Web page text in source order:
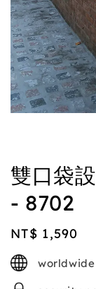
雙口袋
- 8702
Regular
price
NT$ 1,590